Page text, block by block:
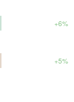
+6%
+5%